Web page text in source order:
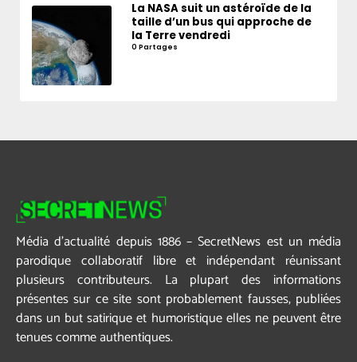
La NASA suit un astéroïde de la
taille d’un bus qui approche de
la Terre vendredi
0 Partages
Média d’actualité depuis 1886 – SecretNews est un média
parodique collaboratif libre et indépendant réunissant
plusieurs contributeurs. La plupart des informations
présentes sur ce site sont probablement fausses, publiées
dans un but satirique et humoristique elles ne peuvent être
tenues comme authentiques.